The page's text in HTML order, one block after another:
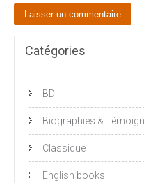
Catégories
BD
Biographies &
Classique
English books